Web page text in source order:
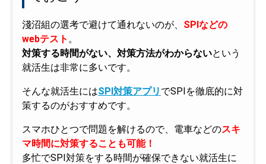
淺沼組の選考で避けて通れないのが、 SPIなどの
webテスト 。
対策する時間がない、対策方法がわからないという
就活生は非常に多いです。
そんな就活生にはSPI対策アプリ でSPIを徹底的に対
策するのがおすすめです。
スマホひとつで問題を解けるので、電車などのスキ
マ時間に対策することも可能！
多忙でSPI対策をする時間が確保できない就活生に